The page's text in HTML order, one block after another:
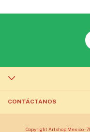
CONTÁCTANOS
Copyright Artshop Mexico -